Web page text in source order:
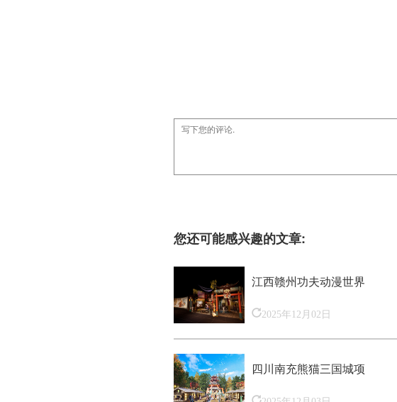
您还可能感兴趣的文章:
江西赣州功夫动漫世界
2025年12月02日
四川南充熊猫三国城项